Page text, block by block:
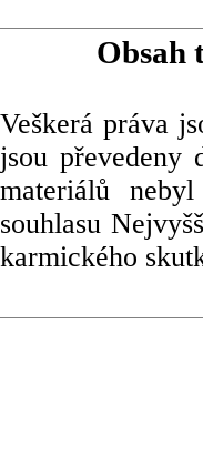
Obsah
Veškerá práva
jsou převedeny
materiálů
souhlasu
karmického